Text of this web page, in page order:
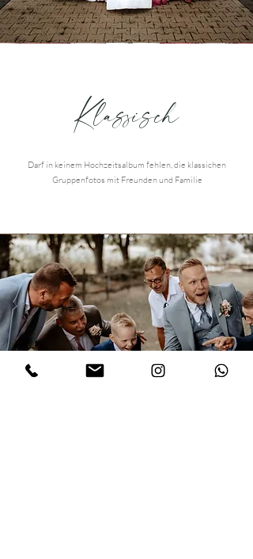
Klassisch
Darf in keinem Hochzeitsalbum fehlen, die klassichen
Gruppenfotos mit Freunden und Familie